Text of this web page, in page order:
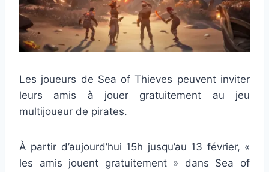
Les joueurs de Sea of Thieves peuvent inviter
leurs amis à jouer gratuitement au jeu
multijoueur de pirates.
À partir d’aujourd’hui 15h jusqu’au 13 février, «
les amis jouent gratuitement » dans Sea of